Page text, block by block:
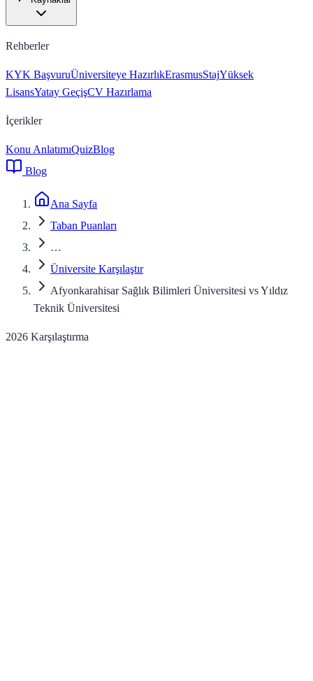
Rehberler
KYK BaşvuruÜniversiteye HazırlıkErasmusStajYüksek
LisansYatay GeçişCV Hazırlama
İçerikler
Konu AnlatımıQuizBlog
Blog
Ana Sayfa
Taban Puanları
…
Üniversite Karşılaştır
Afyonkarahisar Sağlık Bilimleri Üniversitesi vs Yıldız
Teknik Üniversitesi
2026 Karşılaştırma